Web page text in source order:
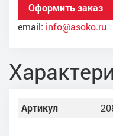
Оформить заказ
email: info@asoko.ru
Артикул